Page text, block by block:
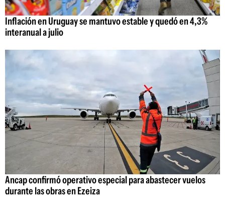
Inflación en Uruguay se mantuvo estable y quedó en 4,3%
interanual a julio
Ancap confirmó operativo especial para abastecer vuelos
durante las obras en Ezeiza